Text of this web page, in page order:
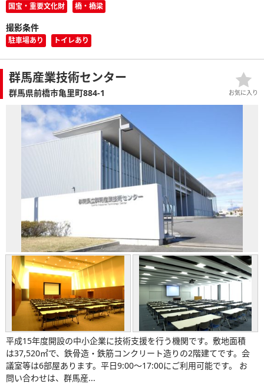
国宝・重要文化財 橋・橋梁
撮影条件
駐車場あり トイレあり
群馬産業技術センター
群馬県前橋市亀里町884-1
平成15年度開設の中小企業に技術支援を行う機関です。敷地面積
は37,520㎡で、鉄骨造・鉄筋コンクリート造りの2階建てです。会
議室等は6部屋あります。平日9:00～17:00にご利用可能です。 お
問い合わせは、群馬産...
お気に入り